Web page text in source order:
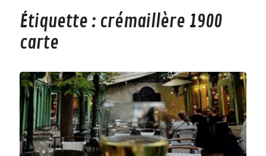
Étiquette : crémaillère 1900
carte